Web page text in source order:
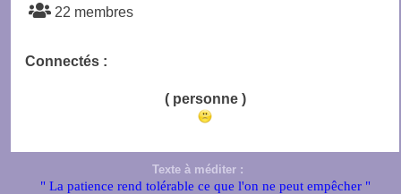
22 membres
Connectés :
( personne )
Texte à méditer :
" La patience rend tolérable ce que l'on ne peut empêcher "